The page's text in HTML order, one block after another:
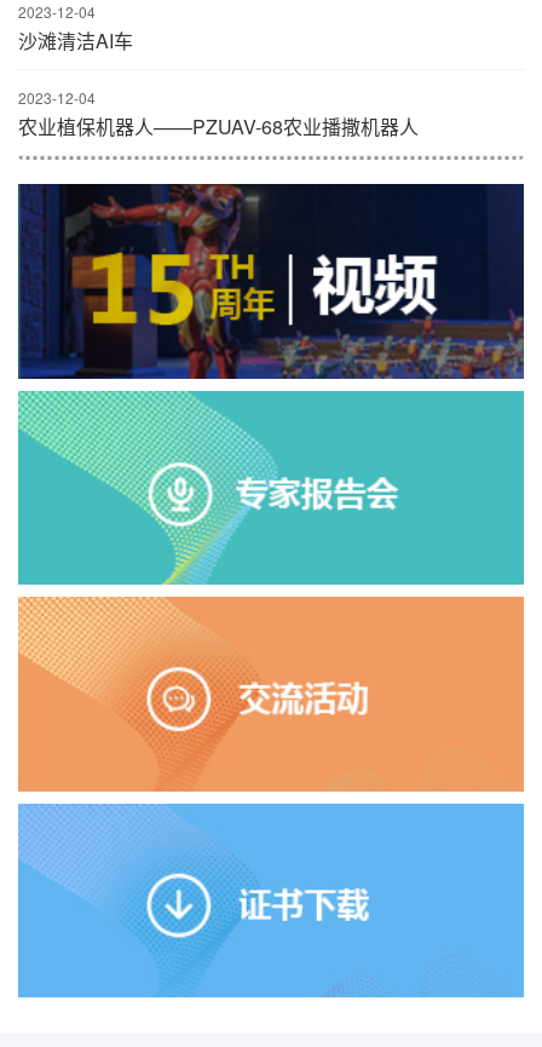
2023-12-04
沙滩清洁AI车
2023-12-04
农业植保机器人——PZUAV-68农业播撒机器人